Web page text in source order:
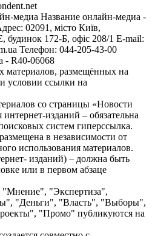
медиа Название онлайн-медиа -
02091, місто Київ,
172-Б, офіс 208/1 E-mail:
Телефон: 044-205-43-00
- R40-06068
материалов, размещённых на
условии ссылки на
со страницы «Новости
изданий – обязательна
систем гиперссылка.
в независимости от
использования материалов.
изданий) – должна быть
или в первом абзаце
"Мнение", "Экспертиза",
"Деньги", "Власть", "Выборы",
"Промо" публикуются на